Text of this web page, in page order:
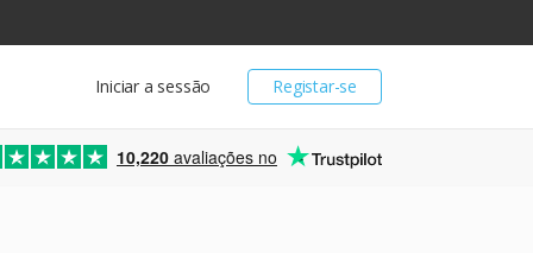
Registar-se
Iniciar a sessão
10,220 avaliações no